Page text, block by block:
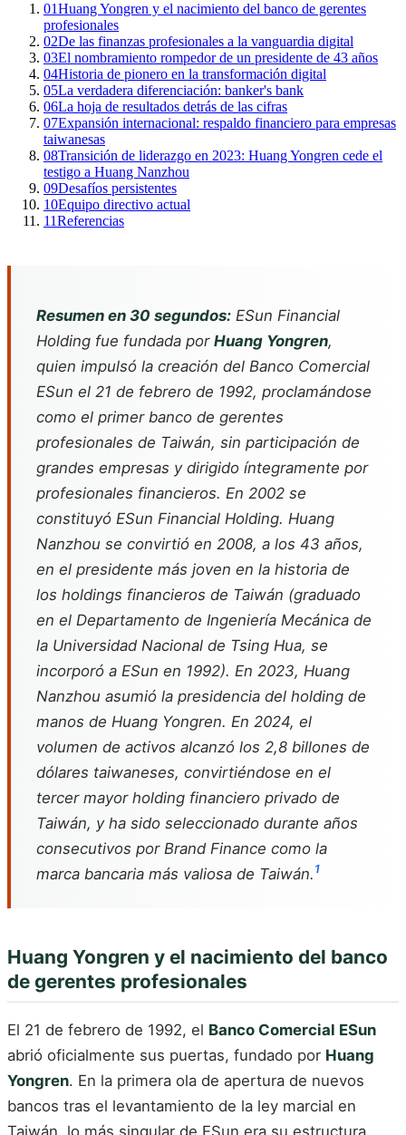
01Huang Yongren y el nacimiento del banco de gerentes
profesionales
02De las finanzas profesionales a la vanguardia digital
03El nombramiento rompedor de un presidente de 43 años
04Historia de pionero en la transformación digital
05La verdadera diferenciación: banker's bank
06La hoja de resultados detrás de las cifras
07Expansión internacional: respaldo financiero para empresas
taiwanesas
08Transición de liderazgo en 2023: Huang Yongren cede el
testigo a Huang Nanzhou
09Desafíos persistentes
10Equipo directivo actual
11Referencias
Resumen en 30 segundos: ESun Financial
Holding fue fundada por Huang Yongren,
quien impulsó la creación del Banco Comercial
ESun el 21 de febrero de 1992, proclamándose
como el primer banco de gerentes
profesionales de Taiwán, sin participación de
grandes empresas y dirigido íntegramente por
profesionales financieros. En 2002 se
constituyó ESun Financial Holding. Huang
Nanzhou se convirtió en 2008, a los 43 años,
en el presidente más joven en la historia de
los holdings financieros de Taiwán (graduado
en el Departamento de Ingeniería Mecánica de
la Universidad Nacional de Tsing Hua, se
incorporó a ESun en 1992). En 2023, Huang
Nanzhou asumió la presidencia del holding de
manos de Huang Yongren. En 2024, el
volumen de activos alcanzó los 2,8 billones de
dólares taiwaneses, convirtiéndose en el
tercer mayor holding financiero privado de
Taiwán, y ha sido seleccionado durante años
consecutivos por Brand Finance como la
marca bancaria más valiosa de Taiwán. 1
Huang Yongren y el nacimiento del banco
de gerentes profesionales
El 21 de febrero de 1992, el Banco Comercial ESun
abrió oficialmente sus puertas, fundado por Huang
Yongren. En la primera ola de apertura de nuevos
bancos tras el levantamiento de la ley marcial en